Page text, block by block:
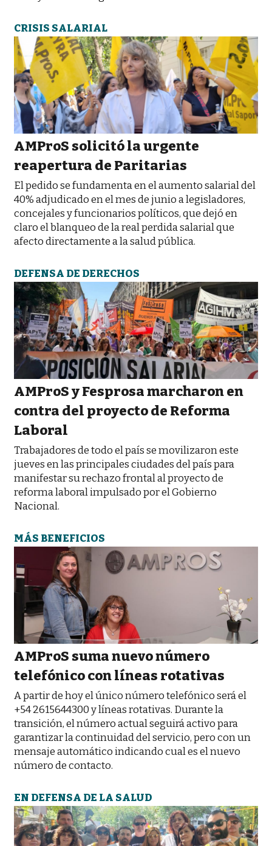
CRISIS SALARIAL
AMProS solicitó la urgente
reapertura de Paritarias
El pedido se fundamenta en el aumento salarial del
40% adjudicado en el mes de junio a legisladores,
concejales y funcionarios políticos, que dejó en
claro el blanqueo de la real perdida salarial que
afecto directamente a la salud pública.
DEFENSA DE DERECHOS
AMProS y Fesprosa marcharon en
contra del proyecto de Reforma
Laboral
Trabajadores de todo el país se movilizaron este
jueves en las principales ciudades del país para
manifestar su rechazo frontal al proyecto de
reforma laboral impulsado por el Gobierno
Nacional.
MÁS BENEFICIOS
AMProS suma nuevo número
telefónico con líneas rotativas
A partir de hoy el único número telefónico será el
+54 2615644300 y líneas rotativas. Durante la
transición, el número actual seguirá activo para
garantizar la continuidad del servicio, pero con un
mensaje automático indicando cual es el nuevo
número de contacto.
EN DEFENSA DE LA SALUD